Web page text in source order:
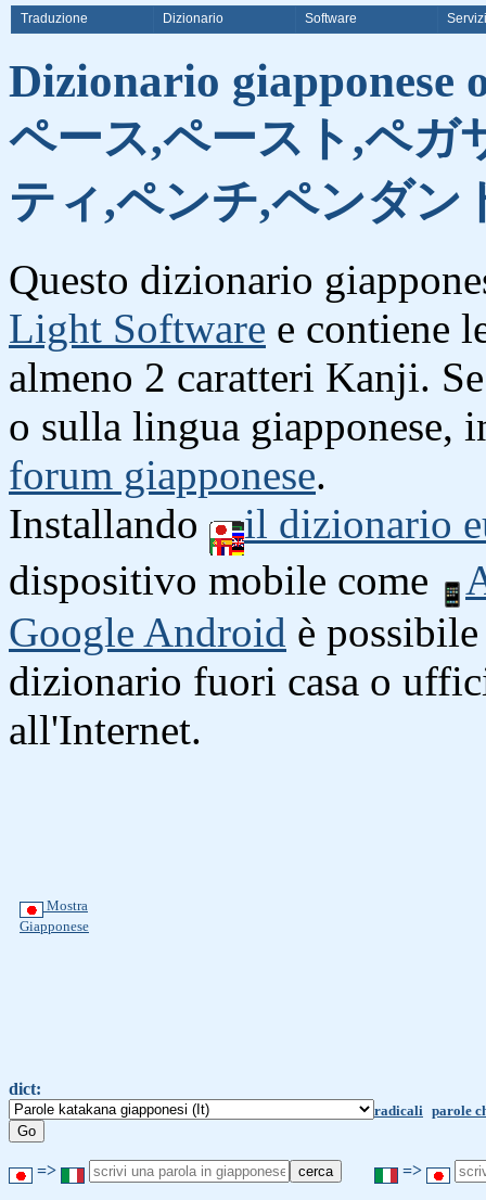
Traduzione Dizionario Software Servizi
Dizionario giapponese
ペース,ペースト,ペガ
ティ,ペンチ,ペンダン
Questo dizionario
Light Software e contiene
almeno 2 caratteri Kanji.
o sulla lingua giapponese,
forum giapponese.
Installando
il dizionario
dispositivo mobile come
Google Android è
dizionario fuori casa o
all'Internet.
Mostra
Giapponese
dict:
radicali parole
=> =>